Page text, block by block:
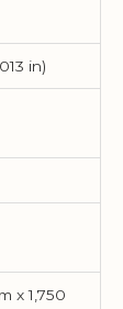
in)
x 1,750